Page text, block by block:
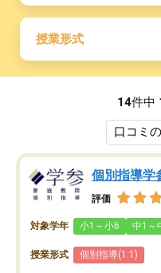
授業形式
14件中
個別指導学
評価
対象学年 小1～小6 中1～
授業形式 個別指導(1:1)